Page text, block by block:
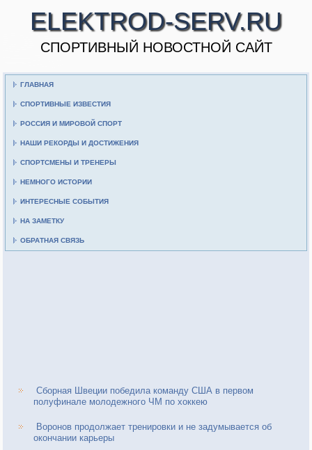
ELEKTROD-SERV.RU
CПОРТИВНЫЙ НОВОСТНОЙ САЙТ
ГЛАВНАЯ
СПОРТИВНЫЕ ИЗВЕСТИЯ
РОССИЯ И МИРОВОЙ СПОРТ
НАШИ РЕКОРДЫ И ДОСТИЖЕНИЯ
СПОРТСМЕНЫ И ТРЕНЕРЫ
НЕМНОГО ИСТОРИИ
ИНТЕРЕСНЫЕ СОБЫТИЯ
НА ЗАМЕТКУ
ОБРАТНАЯ СВЯЗЬ
Сборная Швеции победила команду США в первом
полуфинале молодежного ЧМ по хоккею
Воронов продолжает тренировки и не задумывается об
окончании карьеры